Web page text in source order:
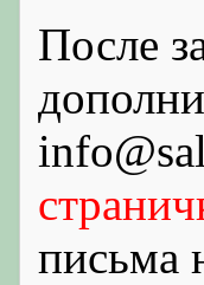
После
письма